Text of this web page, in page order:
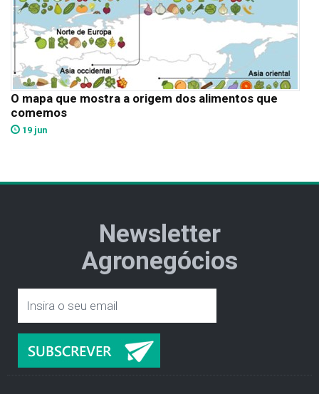
O mapa que mostra a origem dos alimentos que
comemos
19 jun
Newsletter
Agronegócios